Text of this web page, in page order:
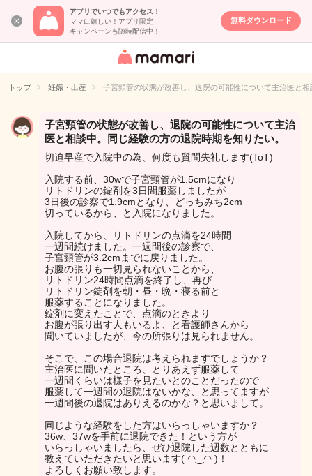
アプリでいつでもアクセス！
ママに嬉しい！アプリ限定
キャンペーンも随時配信中！
無料ダウンロード
女性専用匿名QA
イト
トップ 妊娠・出産 子宮頸管の状態が改善し、退院の可能性について主治医と
子宮頸管の状態が改善し、退院の可能性について主治
医と相談中。同じ経験の方の退院時期を知りたい。
切迫早産で入院中の為、何度も質問失礼します(ToT)
入院する前、30wで子宮頸管が1.5cmになり
リトドリンの錠剤を3日間服薬しましたが
3日後の診察で1.9cmとなり、どっちみち2cm
切っているから、と入院になりました。
入院してから、リトドリンの点滴を24時間
一週間続けました。一週間後の診察で、
子宮頸管が3.2cmまでに戻りました。
お腹の張りも一切見られないことから、
リトドリン24時間点滴を終了し、再び
リトドリン錠剤を朝・昼・晩・寝る前と
服薬することになりました。
錠剤に変えたことで、点滴のときより
お腹が張り出す人もいるよ、と看護師さんから
聞いていましたが、今の所張りは見られません。
そこで、この場合退院は考えられますでしょうか？
主治医に聞いたところ、とりあえず服薬して
一週間くらいは様子を見たいとのことだったので
服薬して一週間の退院はないかな、と思ってますが
一週間後の退院はありえるのかな？と思いまして。
同じような経験をした方はいらっしゃいますか？
36w、37wを手前に退院できた！という方が
いらっしゃいましたら、ぜひ退院した週数とともに
教えていただきたいと思います( ◠‿◠ )！
よろしくお願い致します。